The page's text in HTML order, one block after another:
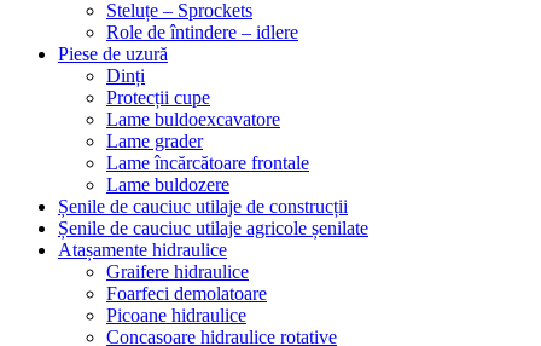
Steluțe – Sprockets
Role de întindere – idlere
Piese de uzură
Dinți
Protecții cupe
Lame buldoexcavatore
Lame grader
Lame încărcătoare frontale
Lame buldozere
Șenile de cauciuc utilaje de construcții
Șenile de cauciuc utilaje agricole șenilate
Atașamente hidraulice
Graifere hidraulice
Foarfeci demolatoare
Picoane hidraulice
Concasoare hidraulice rotative